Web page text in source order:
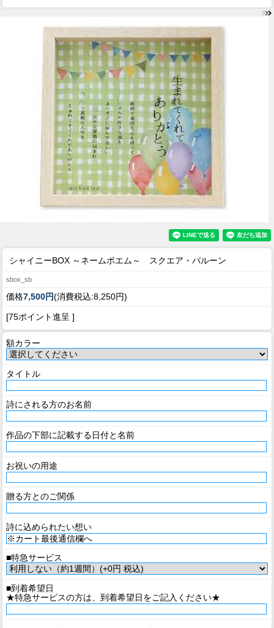
シャイニーBOX ～ネームポエム～ スクエア・バルーン
sbox_sb
価格7,500円(消費税込:8,250円)
[75ポイント進呈 ]
額カラー
タイトル
詩にされる方のお名前
作品の下部に記載する日付と名前
お祝いの用途
贈る方とのご関係
詩に込められたい想い
■特急サービス
■到着希望日
★特急サービスの方は、到着希望日をご記入ください★